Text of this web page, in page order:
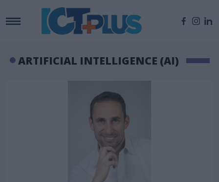
ARTIFICIAL INTELLIGENCE (AI)